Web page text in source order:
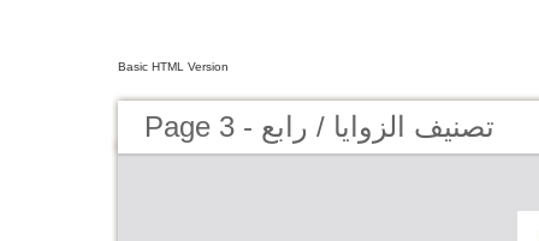
Basic HTML Version
Page 3 - تصنيف الزوايا / رابع